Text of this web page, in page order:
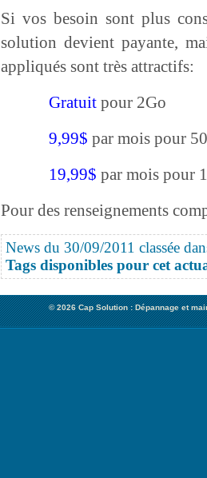
Si vos besoin sont plus
solution devient payante,
appliqués sont très attractifs:
Gratuit pour 2Go
9,99$ par mois pour
19,99$ par mois pour
Pour des renseignements
News du 30/09/2011 classée
Tags disponibles pour cet
© 2026Cap Solution : Dépannage et